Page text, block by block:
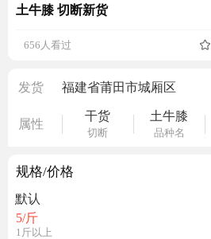
土牛膝 切断新货
656人看过 
发货 福建省莆田市城厢区
属性
干货
切断
土牛膝
品种名
规格/价格
默认
5/斤
1斤以上